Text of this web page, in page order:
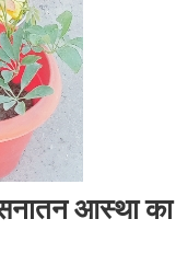
आस्था का